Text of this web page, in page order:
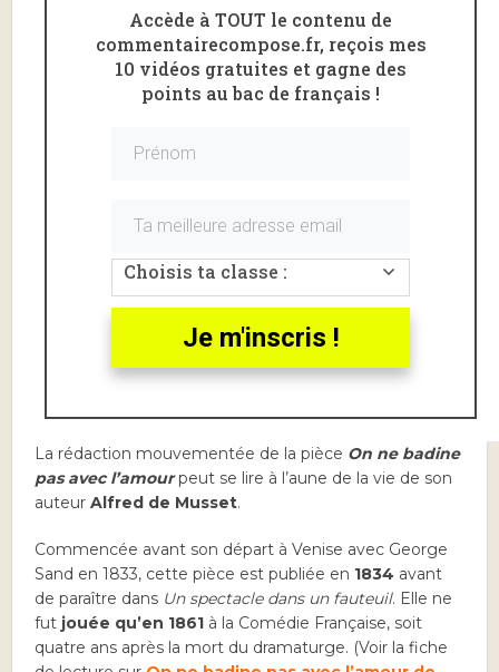
ne badine pas avec l’amourd’Alfred de Musset.
L’extrait étudié va de «Perdican : Sais-tu que cela n’a
rien de beau, Camille, de m’avoir refusé un baiser ?
jusqu’à la fin de la scène.
On ne badine pas avec l’amour,
acte I scène 3, introduction
La rédaction mouvementée de la pièce On ne badine
pas avec l’amourpeut se lire à l’aune de la vie de son
auteurAlfred de Musset.
Commencée avant son départ à Venise avec George
Sand en 1833, cette pièce est publiée en 1834 avant
de paraître dans Un spectacle dans un fauteuil. Elle ne
fut jouée qu’en 1861 à la Comédie Française, soit
quatre ans après la mort du dramaturge. (Voir la fiche
Accède à TOUT le contenu de
commentairecompose.fr, reçois mes
10 vidéos gratuites et gagne des
points au bac de français !
Choisis ta classe :
Je m'inscris !